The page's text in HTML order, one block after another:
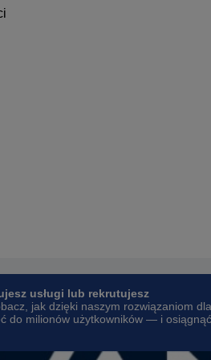
usługi lub rekrutujesz
jak dzięki naszym rozwiązaniom dla
do milionów użytkowników — i osiągnąć